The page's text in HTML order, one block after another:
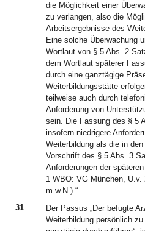
die Möglichkeit einer
zu verlangen, also die
Arbeitsergebnisse des
Eine solche Überwachung
Wortlaut von § 5 Abs. 2
dem Wortlaut späterer
durch eine ganztägige
Weiterbildungsstätte
teilweise auch durch
Anforderung von
sein. Die Fassung des § 5
insofern niedrigere
Weiterbildung als die in
Vorschrift des § 5 Abs. 3
Anforderungen der
1 WBO: VG München,
m.w.N.).“
31
Der Passus „Der befugte
Weiterbildung persönlich